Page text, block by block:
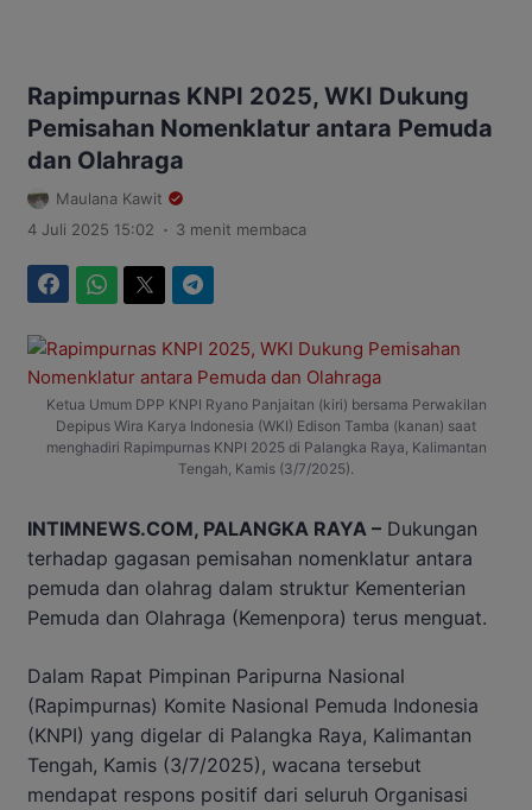
Rapimpurnas KNPI 2025, WKI Dukung
Pemisahan Nomenklatur antara Pemuda
dan Olahraga
Maulana Kawit
4 Juli 2025 15:02 . 3 menit membaca
Ketua Umum DPP KNPI Ryano Panjaitan (kiri) bersama Perwakilan
Depipus Wira Karya Indonesia (WKI) Edison Tamba (kanan) saat
menghadiri Rapimpurnas KNPI 2025 di Palangka Raya, Kalimantan
Tengah, Kamis (3/7/2025).
INTIMNEWS.COM, PALANGKA RAYA – Dukungan
terhadap gagasan pemisahan nomenklatur antara
pemuda dan olahrag dalam struktur Kementerian
Pemuda dan Olahraga (Kemenpora) terus menguat.
Dalam Rapat Pimpinan Paripurna Nasional
(Rapimpurnas) Komite Nasional Pemuda Indonesia
(KNPI) yang digelar di Palangka Raya, Kalimantan
Tengah, Kamis (3/7/2025), wacana tersebut
mendapat respons positif dari seluruh Organisasi